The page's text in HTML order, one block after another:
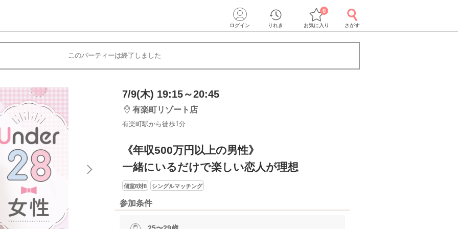
ログイン りれき お気に入り
0
さがす
このパーティーは終了しました
7/9(木) 19:15～20:45
有楽町リゾート店
有楽町駅から徒歩1分
《年収500万円以上の男性》
一緒にいるだけで楽しい恋人が理想
個室8対8 シングルマッチング
参加条件